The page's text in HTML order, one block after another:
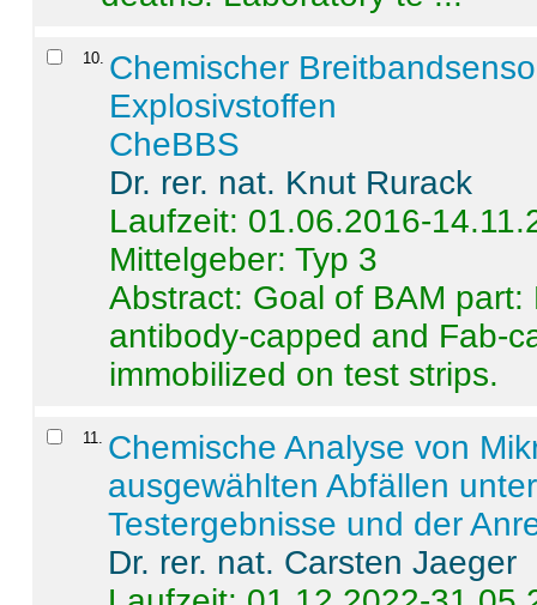
10 Chemischer
Explosivstoffen
CheBBS
Dr. rer. nat. Knut Rurack
Laufzeit: 01.06.2016-
Mittelgeber: Typ 3
Abstract: Goal of BAM
antibody-capped and Fab-
immobilized on test strips.
11
Chemische Analyse von
ausgewählten Abfällen
Testergebnisse und der
Dr. rer. nat. Carsten Jaeger